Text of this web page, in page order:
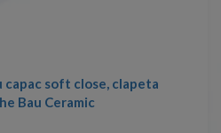
capac soft close, clapeta
Bau Ceramic